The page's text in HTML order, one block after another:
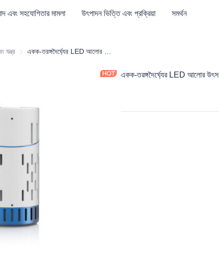
এবং সহযোগিতার মামলা উৎপাদন ভিত্তি এবং প্রক্রিয়া সমর্থন
যন্ত্র ফার্মাসিউটিক্যাল সরঞ্জাম এবং যন্ত্র
একক-তরঙ্গদৈর্ঘ্যের LED আলোর উৎস